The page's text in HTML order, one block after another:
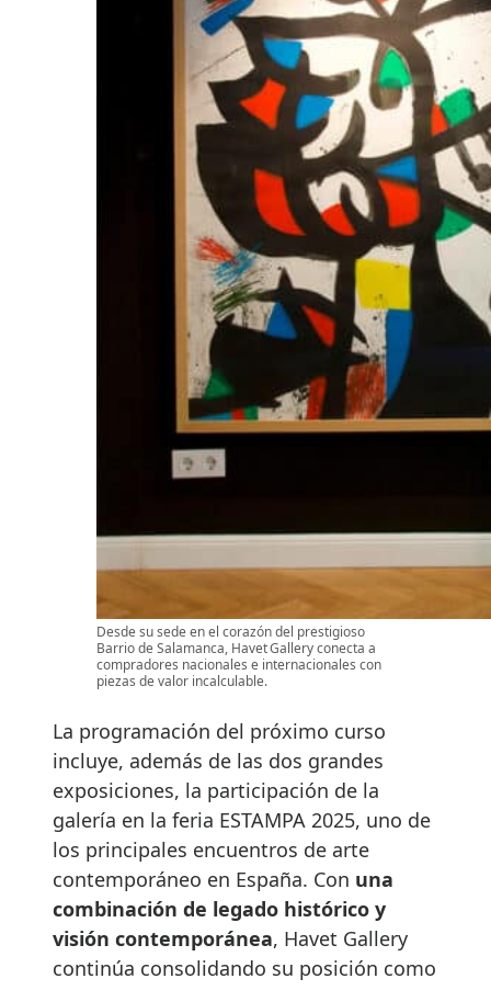
Desde su sede en el corazón del prestigioso
Barrio de Salamanca, Havet Gallery conecta a
compradores nacionales e internacionales con
piezas de valor incalculable.
La programación del próximo curso
incluye, además de las dos grandes
exposiciones, la participación de la
galería en la feria ESTAMPA 2025, uno de
los principales encuentros de arte
contemporáneo en España. Con una
combinación de legado histórico y
visión contemporánea, Havet Gallery
continúa consolidando su posición como